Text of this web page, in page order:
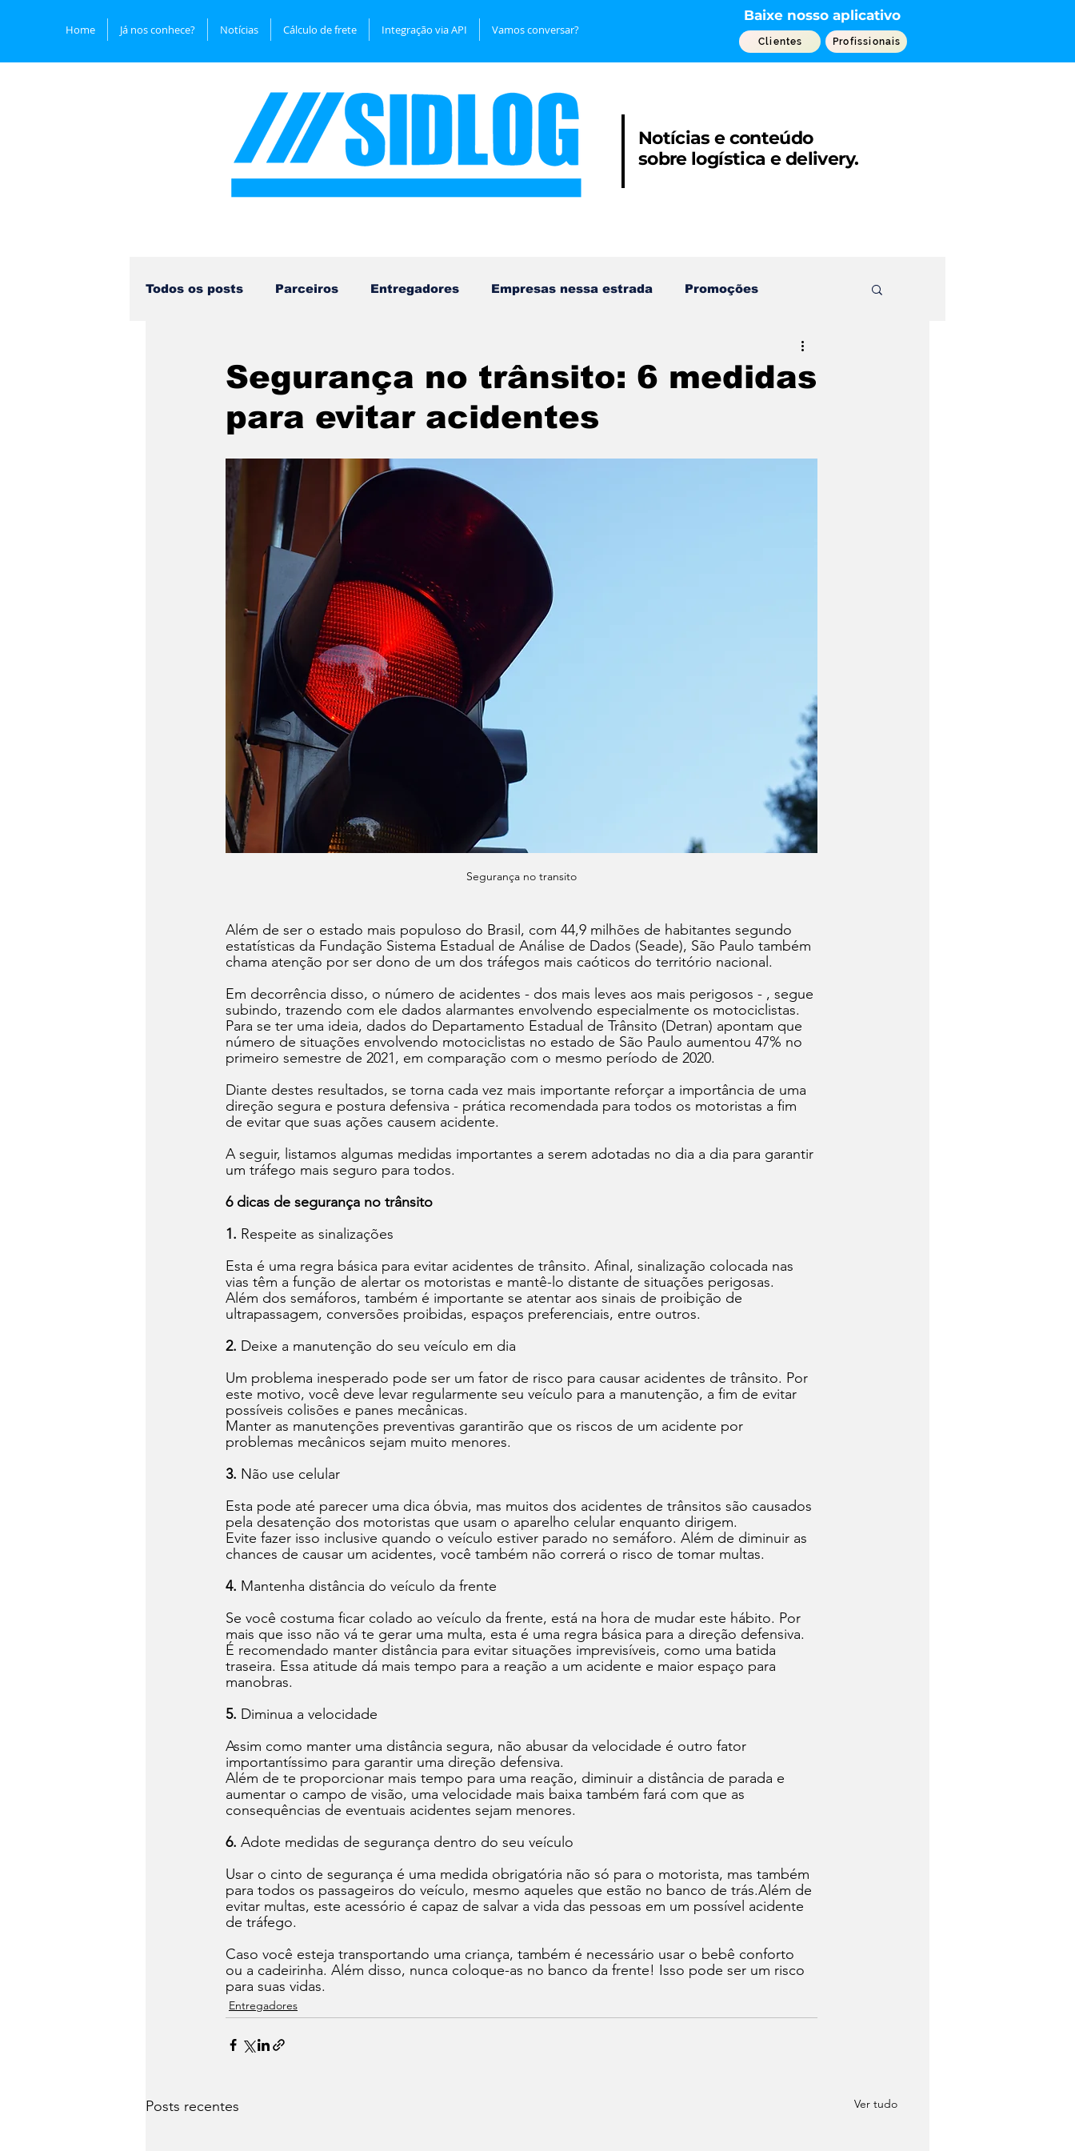
Home Já nos conhece? Notícias Cálculo de frete Integração via API Vamos conversar?
Baixe nosso aplicativo
Clientes Profissionais
Notícias e conteúdo
sobre logística edelivery.
Todos os posts Parceiros Entregadores Empresas nessa estrada Promoções
Segurança no trânsito: 6 medidas
para evitar acidentes
Segurança no transito
Além de ser o estado mais populoso do Brasil, com 44,9 milhões de habitantes segundo
estatísticas da Fundação Sistema Estadual de Análise de Dados (Seade), São Paulo também
chama atenção por ser dono de um dos tráfegos mais caóticos do território nacional.
Em decorrência disso, o número de acidentes - dos mais leves aos mais perigosos - , segue
subindo, trazendo com ele dados alarmantes envolvendo especialmente os motociclistas.
Para se ter uma ideia, dados do Departamento Estadual de Trânsito (Detran) apontam que
número de situações envolvendo motociclistas no estado de São Paulo aumentou 47% no
primeiro semestre de 2021, em comparação com o mesmo período de 2020.
Diante destes resultados, se torna cada vez mais importante reforçar a importância de uma
direção segura e postura defensiva - prática recomendada para todos os motoristas a fim
de evitar que suas ações causem acidente.
A seguir, listamos algumas medidas importantes a serem adotadas no dia a dia para garantir
um tráfego mais seguro para todos.
6 dicas de segurança no trânsito
1. Respeite as sinalizações
Esta é uma regra básica para evitar acidentes de trânsito. Afinal, sinalização colocada nas
vias têm a função de alertar os motoristas e mantê-lo distante de situações perigosas.
Além dos semáforos, também é importante se atentar aos sinais de proibição de
ultrapassagem, conversões proibidas, espaços preferenciais, entre outros.
2. Deixe a manutenção do seu veículo em dia
Um problema inesperado pode ser um fator de risco para causar acidentes de trânsito. Por
este motivo, você deve levar regularmente seu veículo para a manutenção, a fim de evitar
possíveis colisões e panes mecânicas.
Manter as manutenções preventivas garantirão que os riscos de um acidente por
problemas mecânicos sejam muito menores.
3. Não use celular
Esta pode até parecer uma dica óbvia, mas muitos dos acidentes de trânsitos são causados
pela desatenção dos motoristas que usam o aparelho celular enquanto dirigem.
Evite fazer isso inclusive quando o veículo estiver parado no semáforo. Além de diminuir as
chances de causar um acidentes, você também não correrá o risco de tomar multas.
4. Mantenha distância do veículo da frente
Se você costuma ficar colado ao veículo da frente, está na hora de mudar este hábito. Por
mais que isso não vá te gerar uma multa, esta é uma regra básica para a direção defensiva.
É recomendado manter distância para evitar situações imprevisíveis, como uma batida
traseira. Essa atitude dá mais tempo para a reação a um acidente e maior espaço para
manobras.
5. Diminua a velocidade
Assim como manter uma distância segura, não abusar da velocidade é outro fator
importantíssimo para garantir uma direção defensiva.
Além de te proporcionar mais tempo para uma reação, diminuir a distância de parada e
aumentar o campo de visão, uma velocidade mais baixa também fará com que as
consequências de eventuais acidentes sejam menores.
6. Adote medidas de segurança dentro do seu veículo
Usar o cinto de segurança é uma medida obrigatória não só para o motorista, mas também
para todos os passageiros do veículo, mesmo aqueles que estão no banco de trás.Além de
evitar multas, este acessório é capaz de salvar a vida das pessoas em um possível acidente
de tráfego.
Caso você esteja transportando uma criança, também é necessário usar o bebê conforto
ou a cadeirinha. Além disso, nunca coloque-as no banco da frente! Isso pode ser um risco
para suas vidas.
Entregadores
Posts recentes Ver tudo